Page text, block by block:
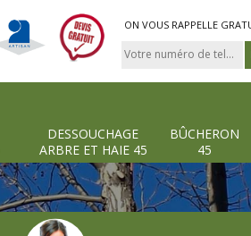
ON VOUS RAPPELLE
DESSOUCHAGE
ARBRE ET HAIE 45
BÛCHERON
45